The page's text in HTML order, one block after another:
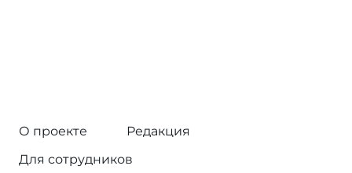
О проекте
Редакция
Для сотрудников